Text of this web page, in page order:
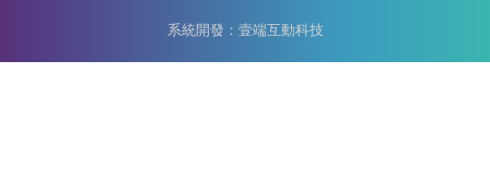
系統開發：壹端互動科技